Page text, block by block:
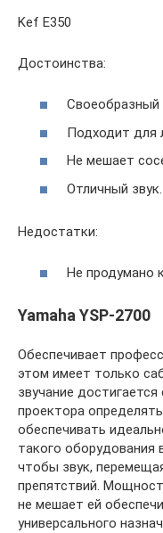
Kef E350
Достоинства:
Своеобразный
Подходит для
Не мешает
Отличный звук.
Недостатки:
Не продумано
Yamaha YSP-2700
Обеспечивает
этом имеет только
звучание
проектора
обеспечивать
такого оборудования
чтобы звук,
препятствий.
не мешает ей
универсального